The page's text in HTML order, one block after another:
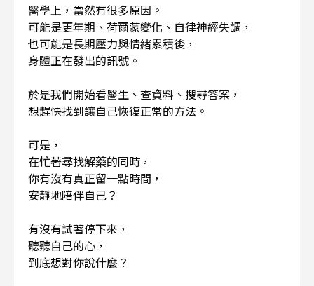
醫學上，當然有很多原因。
可能是更年期、荷爾蒙變化、自律神經失調，
也可能是長期壓力與情緒累積後，
身體正在發出的訊號。
於是我們開始看醫生、查資料、搜尋答案，
想趕快找到讓自己恢復正常的方法。
可是，
在忙著尋找解藥的同時，
你有沒有真正留一點時間，
安靜地陪伴自己？
有沒有試著停下來，
聽聽自己的心，
到底想對你說什麼？